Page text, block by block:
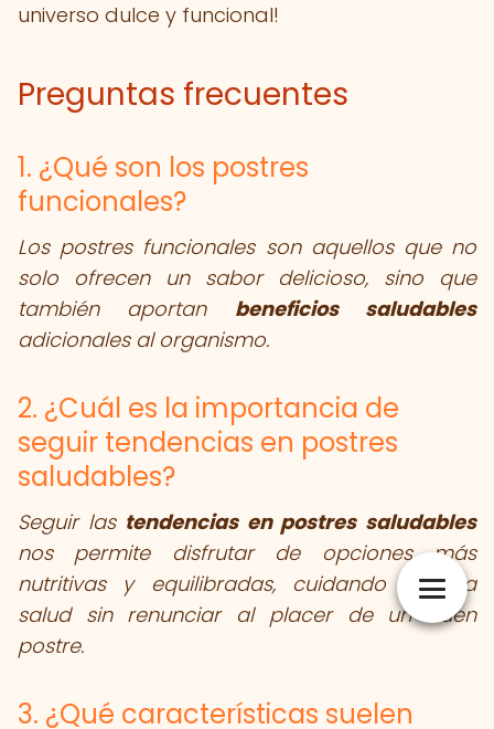
universo dulce y funcional!
Preguntas frecuentes
1. ¿Qué son los postres
funcionales?
Los postres funcionales son aquellos que no
solo ofrecen un sabor delicioso, sino que
también aportan beneficios saludables
adicionales al organismo.
2. ¿Cuál es la importancia de
seguir tendencias en postres
saludables?
Seguir las tendencias en postres saludables
nos permite disfrutar de opciones más
nutritivas y equilibradas, cuidando nuestra
salud sin renunciar al placer de un buen
postre.
3. ¿Qué características suelen